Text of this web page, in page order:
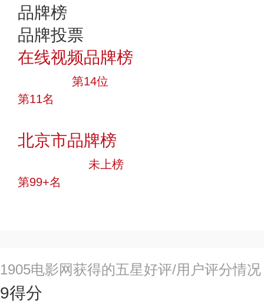
品牌榜
品牌投票
在线视频品牌榜
第14位
第11名
北京市品牌榜
未上榜
第99+名
1905电影网获得的五星好评/用户评分情
9得分